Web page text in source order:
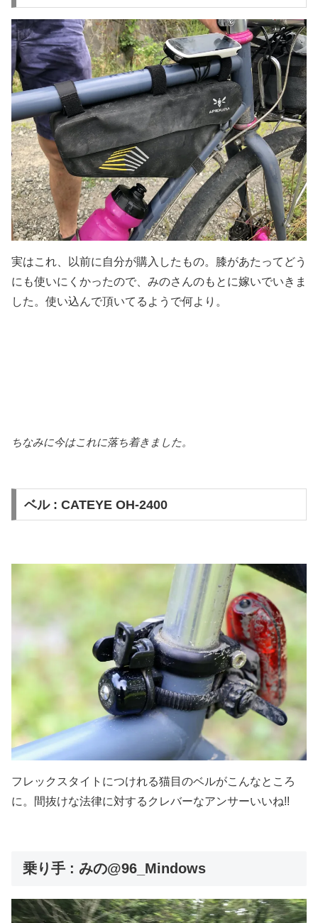
実はこれ、以前に自分が購入したもの。膝があたってどう
にも使いにくかったので、みのさんのもとに嫁いでいきま
した。使い込んで頂いてるようで何より。
ちなみに今はこれに落ち着きました。
ベル : CATEYE OH-2400
フレックスタイトにつけれる猫目のベルがこんなところ
に。間抜けな法律に対するクレバーなアンサーいいね!!
乗り手 : みの@96_Mindows